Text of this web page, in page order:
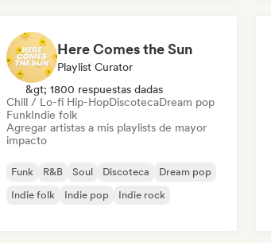
Here Comes the Sun
Playlist Curator
&gt; 1800 respuestas dadas
Chill / Lo-fi Hip-HopDiscotecaDream pop
FunkIndie folk
Agregar artistas a mis playlists de mayor
impacto
Funk R&B Soul Discoteca
Dream pop
Indie folk
Indie pop Indie rock